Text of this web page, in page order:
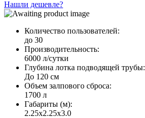
Нашли дешевле?
Количество пользователей:
до 30
Производительность:
6000 л/сутки
Глубина лотка подводящей трубы:
До 120 см
Объем залпового сброса:
1700 л
Габариты (м):
2.25х2.25х3.0